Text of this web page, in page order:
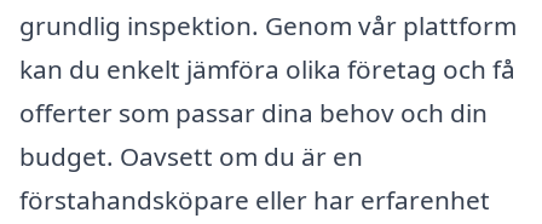
grundlig inspektion. Genom vår plattform
kan du enkelt jämföra olika företag och få
offerter som passar dina behov och din
budget. Oavsett om du är en
förstahandsköpare eller har erfarenhet